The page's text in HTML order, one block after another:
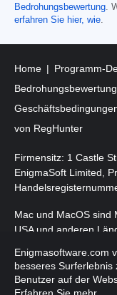
Bedrohungsbewertung.
erfahren Sie hier, wie.
Home Programm-
von RegHunter
Firmensitz: 1 Castle
EnigmaSoft Limited,
Mac und MacOS sind
USA und anderen
Copyright 2016-2026 .
Enigmasoftware.com
besseres
Benutzer auf der